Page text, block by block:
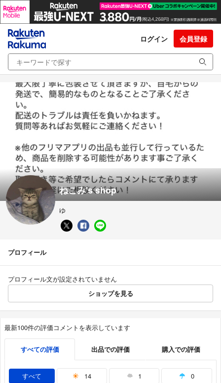
ログイン 会員登録
ねこみ's shop
ゆ
プロフィール
プロフィール文が設定されていません
ショップを見る
最新100件の評価コメントを表示しています
すべての評価 出品での評価 購入での評価
すべて 14 1 0